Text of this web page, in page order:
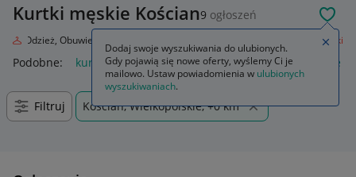
Kurtki męskie Kościan9 ogłoszeń
Odzież, Obuwie, Dodatki Kurtki
Podobne: kurtka kurtka płaszcz kurtki dżinsowe damskie
Filtruj Kościan, Wielkopolskie, +0 km
Dodaj swoje wyszukiwania do ulubionych.
Gdy pojawią się nowe oferty, wyślemy Ci je
mailowo. Ustaw powiadomienia w ulubionych
wyszukiwaniach.